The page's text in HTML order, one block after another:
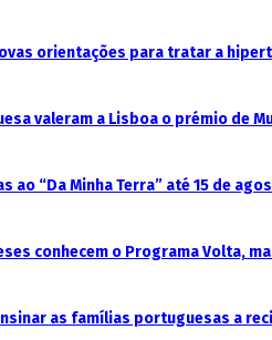
orientações para tratar a
valeram a Lisboa o prémio de
ao “Da Minha Terra” até 15 de
conhecem o Programa Volta,
as famílias portuguesas a